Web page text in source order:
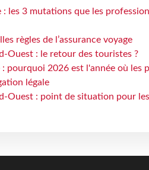
: les 3 mutations que les
règles de l’assurance voyage
Ouest : le retour des touristes ?
pourquoi 2026 est l'année où les
légale
Ouest : point de situation pour